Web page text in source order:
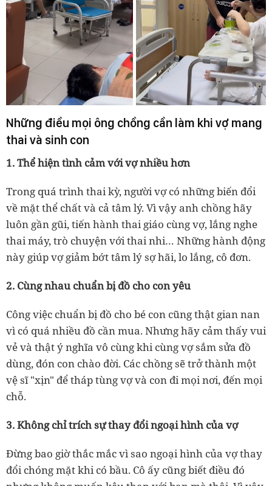
Những điều mọi ông chồng cần làm khi vợ mang
thai và sinh con
1. Thể hiện tình cảm với vợ nhiều hơn
Trong quá trình thai kỳ, người vợ có những biến đổi
về mặt thể chất và cả tâm lý. Vì vậy anh chồng hãy
luôn gần gũi, tiến hành thai giáo cùng vợ, lắng nghe
thai máy, trò chuyện với thai nhi… Những hành động
này giúp vợ giảm bớt tâm lý sợ hãi, lo lắng, cô đơn.
2. Cùng nhau chuẩn bị đồ cho con yêu
Công việc chuẩn bị đồ cho bé con cũng thật gian nan
vì có quá nhiều đồ cần mua. Nhưng hãy cảm thấy vui
vẻ và thật ý nghĩa vô cùng khi cùng vợ sắm sửa đồ
dùng, đón con chào đời. Các chồng sẽ trở thành một
vệ sĩ "xịn" để tháp tùng vợ và con đi mọi nơi, đến mọi
chỗ.
3. Không chỉ trích sự thay đổi ngoại hình của vợ
Đừng bao giờ thắc mắc vì sao ngoại hình của vợ thay
đổi chóng mặt khi có bầu. Cô ấy cũng biết điều đó